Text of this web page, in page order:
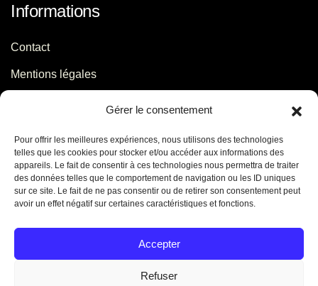
Gérer le consentement
Pour offrir les meilleures expériences, nous utilisons des technologies
telles que les cookies pour stocker et/ou accéder aux informations des
appareils. Le fait de consentir à ces technologies nous permettra de traiter
des données telles que le comportement de navigation ou les ID uniques
sur ce site. Le fait de ne pas consentir ou de retirer son consentement peut
avoir un effet négatif sur certaines caractéristiques et fonctions.
Accepter
Refuser
Informations
Contact
Mentions légales
Contact
06 29 56 64 44
contact[@]jb-conseils.fr
Caen - Normandie - France